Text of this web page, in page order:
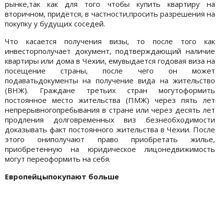
рынке,так как для того чтобы купить квартиру на
вторичном, придется, в частности,просить разрешения на
покупку у будущих соседей.
Что касается получения визы, то после того как
инвесторполучает документ, подтверждающий наличие
квартиры или дома в Чехии, емувыдается годовая виза на
посещение страны, после чего он может
подаватьдокументы на получение вида на жительство
(ВНЖ). Граждане третьих стран могутоформить
постоянное место жительства (ПМЖ) через пять лет
непрерывногопребывания в стране или через десять лет
продления долговременных виз безнеобходимости
доказывать факт постоянного жительства в Чехии. После
этого ониполучают право приобретать жилье,
приобретенную на юридическое лицонедвижимость
могут переоформить на себя.
Европейцыпокупают больше